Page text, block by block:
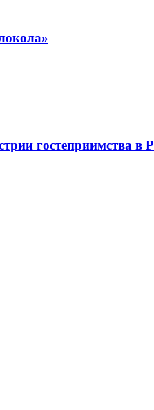
гостеприимства в